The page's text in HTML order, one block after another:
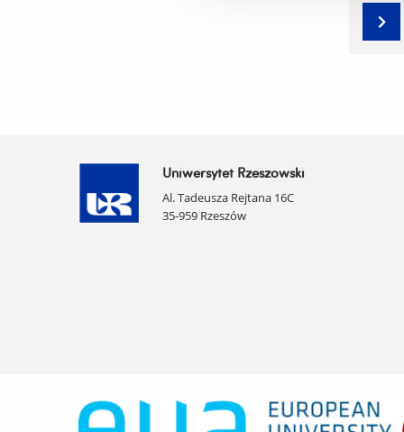
Uniwersytet Rzeszowski
Al. Tadeusza Rejtana 16C
35-959 Rzeszów